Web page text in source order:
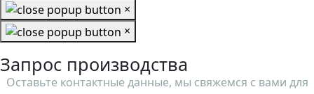
×
×
Запрос производства
Оставьте контактные данные, мы свяжемся с вами для